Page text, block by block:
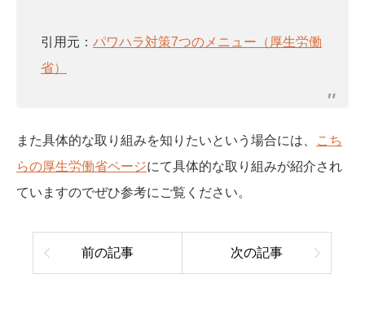
引用元： パワハラ対策7つのメニュー（厚生労働
省）
また具体的な取り組みを知りたいという場合には、
こち
らの厚生労働省ページにて具体的な取り組みが紹介され
ていますのでぜひ参考にご覧ください。
前の記事 次の記事